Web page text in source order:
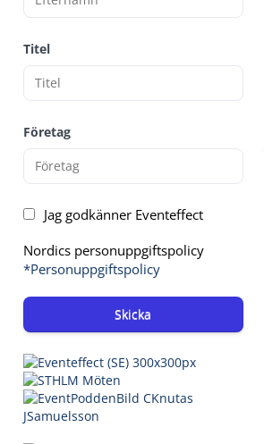
Titel
Företag
Jag godkänner Eventeffect
Nordics personuppgiftspolicy
*Personuppgiftspolicy
Skicka